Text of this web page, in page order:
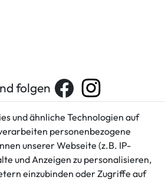
folgen
Rechtliches
AGB
Impressum
und ähnliche Technologien auf
personenbezogene
unserer Webseite (z.B. IP-
und Anzeigen zu personalisieren,
einzubinden oder Zugriffe auf